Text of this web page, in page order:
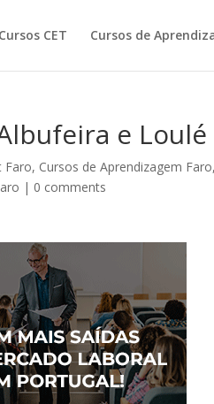
Cursos CET Cursos de
e Loulé
Faro, Cursos de Aprendizagem Faro,
| 0 comments